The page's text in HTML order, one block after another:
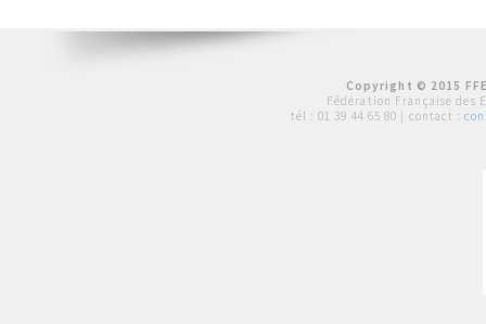
Copyright © 2015
Fédération Française des
tél : 01 39 44 65 80 | contact :